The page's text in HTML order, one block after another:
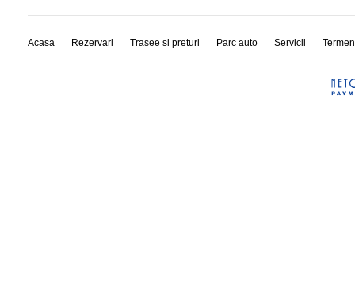
Acasa Rezervari Trasee si preturi Parc auto Servicii